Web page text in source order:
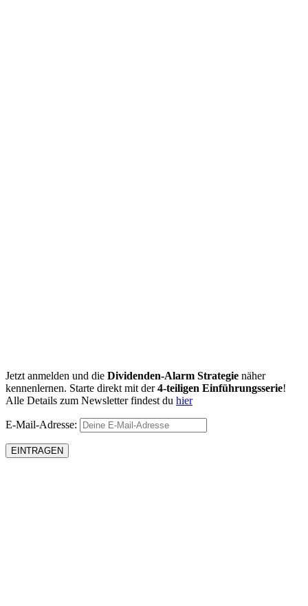
Jetzt anmelden und die Dividenden-Alarm Strategie näher
kennenlernen. Starte direkt mit der4-teiligen Einführungsserie!
Alle Details zum Newsletter findest du hier
E-Mail-Adresse: